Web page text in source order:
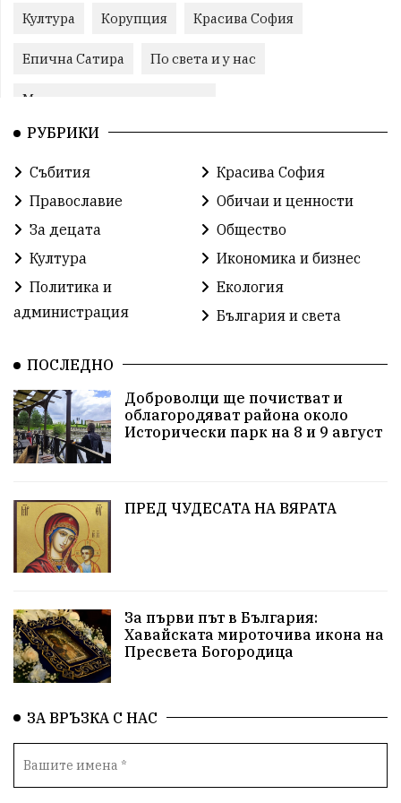
Култура Корупция Красива София
Епична Сатира По света и у нас
Международни отношения
конституционен съд
българската общност Исторически парк
Доброволци Слатина
Икономика Красива България измама
Европа Актуално Туризъм Бизнес
абсурд Здравословно хранене
Коледа Чиста София
Софийски общински съвет
Общински съвет Величие Финландия
Образование Борисов Кольо Парамов
Автопоход Костинброд
Столичен общински съвет Маратон кауза
РУБРИКИ
Събития
Красива София
Православие
Обичаи и ценности
За децата
Общество
Култура
Икономика и бизнес
Политика и
администрация
Екология
България и света
ПОСЛЕДНО
Доброволци ще почистват и
облагородяват района около
Исторически парк на 8 и 9 август
ПРЕД ЧУДЕСАТА НА ВЯРАТА
За първи път в България:
Хавайската мироточива икона на
Пресвета Богородица
ЗА ВРЪЗКА С НАС